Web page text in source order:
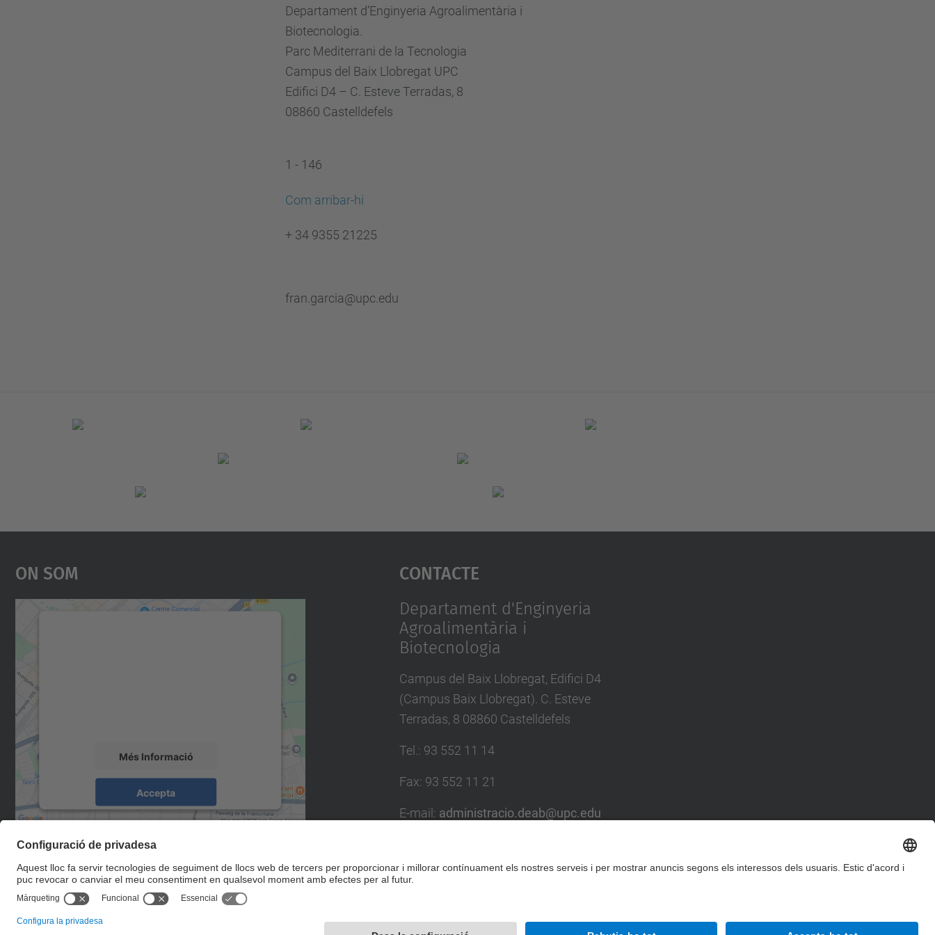
Departament d’Enginyeria Agroalimentària i
Biotecnologia.
Parc Mediterrani de la Tecnologia
Campus del Baix Llobregat UPC
Edifici D4 – C. Esteve Terradas, 8
08860 Castelldefels
1 - 146
Com arribar-hi
+ 34 9355 21225
fran.garcia@upc.edu
On Som
Més Informació
Accepta
powered byUsercentrics Consent
Contacte
Departament d'Enginyeria
Agroalimentària i
Biotecnologia
Campus del Baix Llobregat, Edifici D4
(Campus Baix Llobregat). C. Esteve
Terradas, 8 08860 Castelldefels
Tel.: 93 552 11 14
Fax: 93 552 11 21
E-mail : administracio.deab@upc.edu
Formulari de contacte